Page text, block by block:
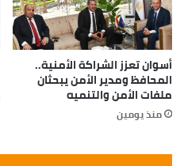
أسوان تعزز الشراكة الأمنية..
المحافظ ومدير الأمن يبحثان
ملفات الأمن والتنميه
منذ يومين